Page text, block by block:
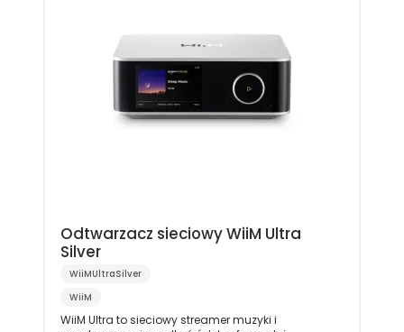
Odtwarzacz sieciowy WiiM Ultra
Silver
WiiMUltraSilver
WiiM
WiiM Ultra to sieciowy streamer muzyki i